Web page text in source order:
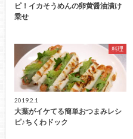
ピ！イカそうめんの卵黄醤油漬け
乗せ
料理
2019.2.1
大葉がイケてる簡単おつまみレシ
ピ♪ちくわドック